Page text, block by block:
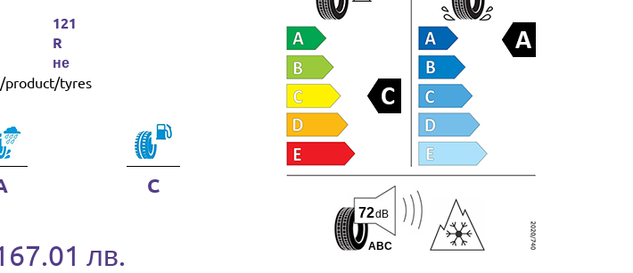
121
R
не
product/tyres
C
лв. A BC
72dB